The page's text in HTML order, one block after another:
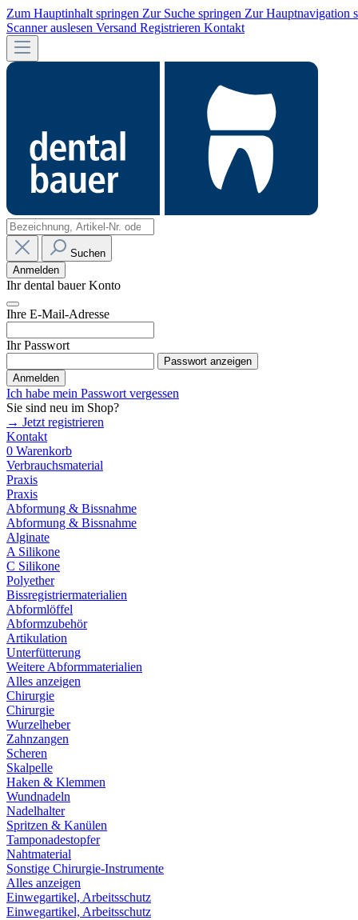
Zum Hauptinhalt springen Zur Suche springen Zur Hauptnavigation
Scanner auslesen Versand Registrieren Kontakt
Suchen
Anmelden
Ihr dental bauer Konto
Ihre E-Mail-Adresse
Ihr Passwort
Passwort anzeigen
Anmelden
Ich habe mein Passwort vergessen
Sie sind neu im Shop?
→ Jetzt registrieren
Kontakt
0 Warenkorb
Verbrauchsmaterial
Praxis
Praxis
Abformung & Bissnahme
Abformung & Bissnahme
Alginate
A Silikone
C Silikone
Polyether
Bissregistriermaterialien
Abformlöffel
Abformzubehör
Artikulation
Unterfütterung
Weitere Abformmaterialien
Alles anzeigen
Chirurgie
Chirurgie
Wurzelheber
Zahnzangen
Scheren
Skalpelle
Haken & Klemmen
Wundnadeln
Nadelhalter
Spritzen & Kanülen
Tamponadestopfer
Nahtmaterial
Sonstige Chirurgie-Instrumente
Alles anzeigen
Einwegartikel, Arbeitsschutz
Einwegartikel, Arbeitsschutz